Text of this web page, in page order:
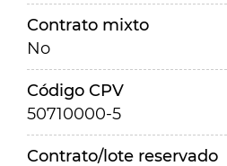
Contrato mixto
No
Código CPV
50710000-5
Contrato/lote reservado